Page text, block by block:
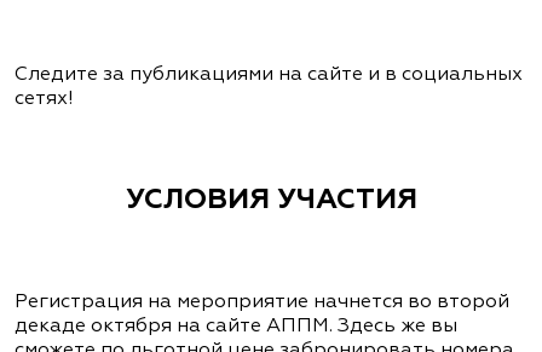
Следите за публикациями на сайте и в социальных
сетях!
УСЛОВИЯ УЧАСТИЯ
Регистрация на мероприятие начнется во второй
декаде октября на сайте АППМ. Здесь же вы